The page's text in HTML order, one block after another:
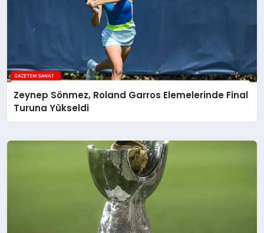
Zeynep Sönmez, Roland Garros Elemelerinde Final
Turuna Yükseldi